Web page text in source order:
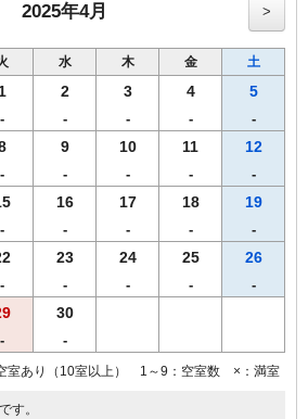
2025年4月 >
水 木 金 土
-
2
-
3
-
4
-
5
-
-
9
-
10
-
11
-
12
-
-
16
-
17
-
18
-
19
-
-
23
-
24
-
25
-
26
-
-
30
-
室あり（10室以上） 1～9：空室数 ×：満室
す。